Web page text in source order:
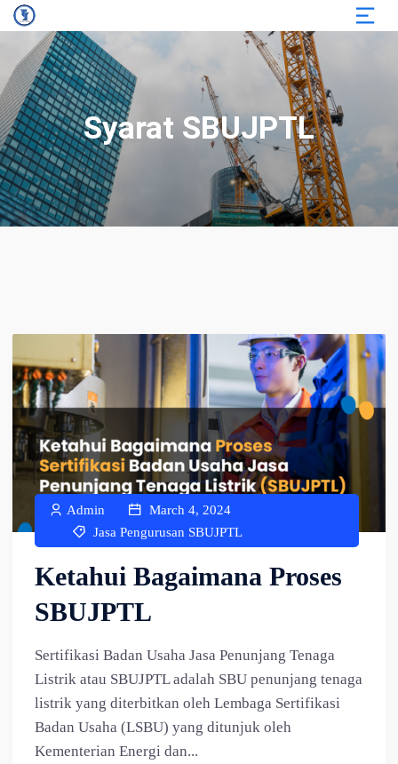
Syarat SBUJPTL
Admin
March 4, 2024
Jasa Pengurusan SBUJPTL
Ketahui Bagaimana Proses
SBUJPTL
Sertifikasi Badan Usaha Jasa Penunjang Tenaga
Listrik atau SBUJPTL adalah SBU penunjang tenaga
listrik yang diterbitkan oleh Lembaga Sertifikasi
Badan Usaha (LSBU) yang ditunjuk oleh
Kementerian Energi dan...